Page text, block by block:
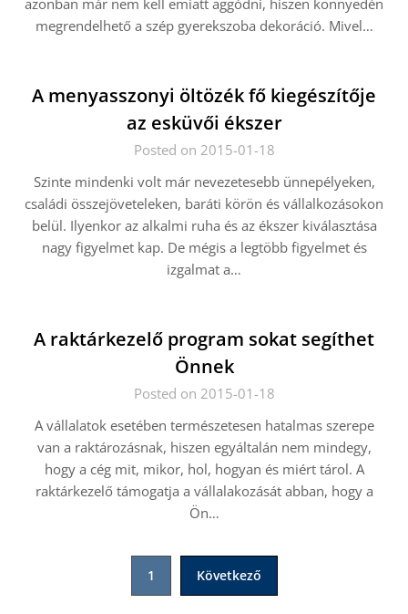
azonban már nem kell emiatt aggódni, hiszen könnyedén
megrendelhető a szép gyerekszoba dekoráció. Mivel…
A menyasszonyi öltözék fő kiegészítője
az esküvői ékszer
Posted on 2015-01-18
Szinte mindenki volt már nevezetesebb ünnepélyeken,
családi összejöveteleken, baráti körön és vállalkozásokon
belül. Ilyenkor az alkalmi ruha és az ékszer kiválasztása
nagy figyelmet kap. De mégis a legtöbb figyelmet és
izgalmat a…
A raktárkezelő program sokat segíthet
Önnek
Posted on 2015-01-18
A vállalatok esetében természetesen hatalmas szerepe
van a raktározásnak, hiszen egyáltalán nem mindegy,
hogy a cég mit, mikor, hol, hogyan és miért tárol. A
raktárkezelő támogatja a vállalakozását abban, hogy a
Ön…
1 Következő